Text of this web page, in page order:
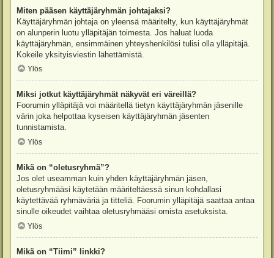
Miten pääsen käyttäjäryhmän johtajaksi?
Käyttäjäryhmän johtaja on yleensä määritelty, kun käyttäjäryhmät
on alunperin luotu ylläpitäjän toimesta. Jos haluat luoda
käyttäjäryhmän, ensimmäinen yhteyshenkilösi tulisi olla ylläpitäjä.
Kokeile yksityisviestin lähettämistä.
Ylös
Miksi jotkut käyttäjäryhmät näkyvät eri väreillä?
Foorumin ylläpitäjä voi määritellä tietyn käyttäjäryhmän jäsenille
värin joka helpottaa kyseisen käyttäjäryhmän jäsenten
tunnistamista.
Ylös
Mikä on “oletusryhmä”?
Jos olet useamman kuin yhden käyttäjäryhmän jäsen,
oletusryhmääsi käytetään määriteltäessä sinun kohdallasi
käytettävää ryhmäväriä ja titteliä. Foorumin ylläpitäjä saattaa antaa
sinulle oikeudet vaihtaa oletusryhmääsi omista asetuksista.
Ylös
Mikä on “Tiimi” linkki?